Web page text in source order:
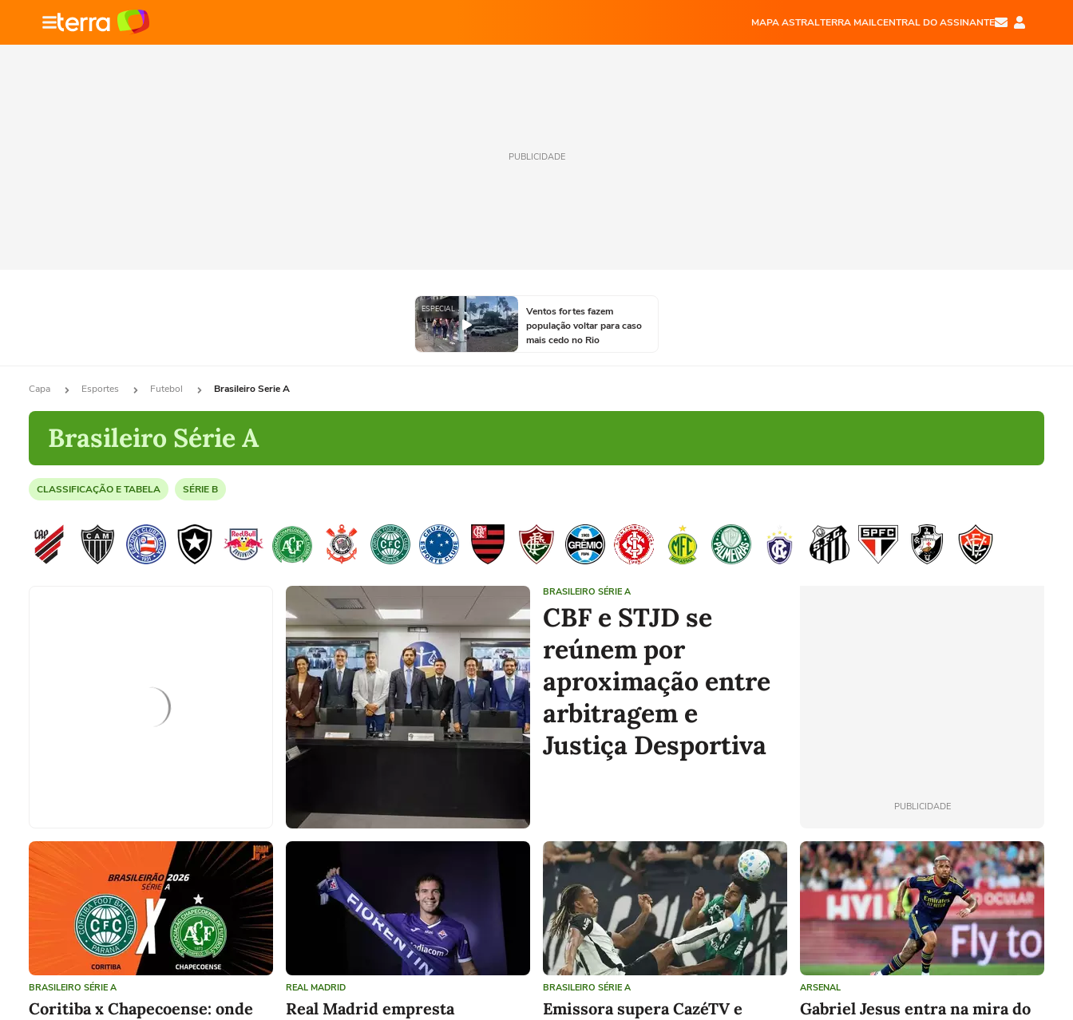
MAPA ASTRALTERRA MAILCENTRAL DO ASSINANTE
PUBLICIDADE
ESPECIAL
Ventos fortes fazem
população voltar para caso
mais cedo no Rio
Capa Esportes Futebol Brasileiro Serie A
Brasileiro Série A
CLASSIFICAÇÃO E TABELA SÉRIE B
BRASILEIRO SÉRIE A
CBF e STJD se
reúnem por
aproximação entre
arbitragem e
Justiça Desportiva
PUBLICIDADE
BRASILEIRO SÉRIE A
Coritiba x Chapecoense: onde
REAL MADRID
Real Madrid empresta
BRASILEIRO SÉRIE A
Emissora supera CazéTV e
ARSENAL
Gabriel Jesus entra na mira do